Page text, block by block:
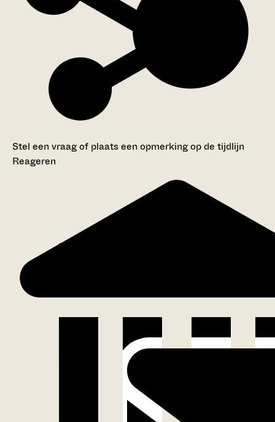
Stel een vraag of plaats een opmerking op de tijdlijn
Reageren